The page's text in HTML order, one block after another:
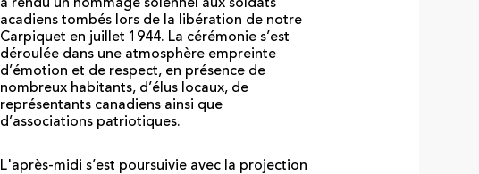
a rendu un hommage solennel aux soldats
acadiens tombés lors de la libération de notre
Carpiquet en juillet 1944. La cérémonie s’est
déroulée dans une atmosphère empreinte
d’émotion et de respect, en présence de
nombreux habitants, d’élus locaux, de
représentants canadiens ainsi que
d’associations patriotiques.
L'après-midi s’est poursuivie avec la projection